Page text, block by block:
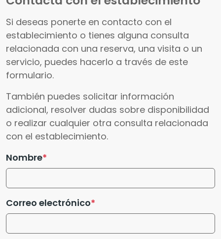
Si deseas ponerte en contacto con el
establecimiento o tienes alguna consulta
relacionada con una reserva, una visita o un
servicio, puedes hacerlo a través de este
formulario.
También puedes solicitar información
adicional, resolver dudas sobre disponibilidad
o realizar cualquier otra consulta relacionada
con el establecimiento.
Nombre
Correo electrónico